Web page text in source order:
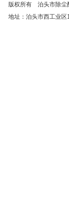
版权所有 泊头市除尘
地址：泊头市西工业